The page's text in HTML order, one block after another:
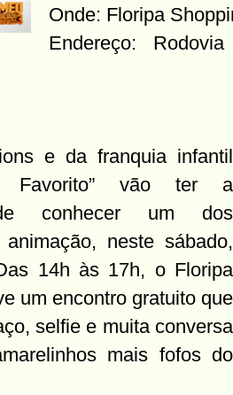
Onde: Floripa
Endereço:
e da franquia infantil
Favorito” vão ter a
conhecer um dos
neste sábado,
14h às 17h, o Floripa
um encontro gratuito que
selfie e muita conversa
mais fofos do